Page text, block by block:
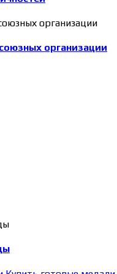
организации